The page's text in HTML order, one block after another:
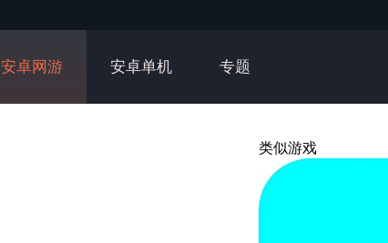
安卓网游 安卓单机 专题
类似游戏